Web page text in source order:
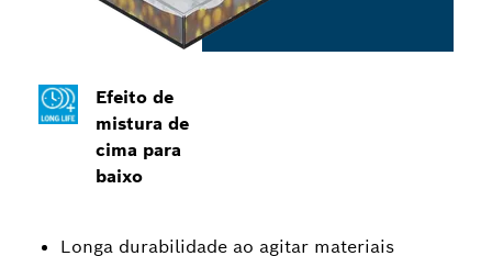
Efeito de
mistura de
cima para
baixo
Longa durabilidade ao agitar materiais